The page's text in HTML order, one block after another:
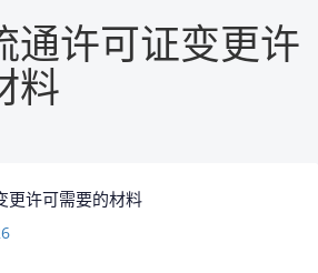
通许可证变更许
料
更许可需要的材料